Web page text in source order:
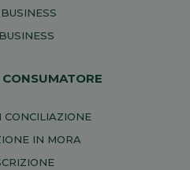
CONCILIAZIONE
IN MORA